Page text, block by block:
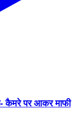
कैमरे पर आकर माफी